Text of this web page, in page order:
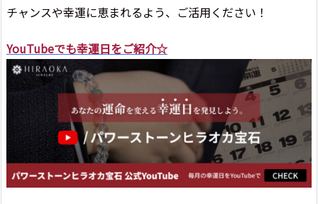
チャンスや幸運に恵まれるよう、ご活用ください！
YouTubeでも幸運日をご紹介☆